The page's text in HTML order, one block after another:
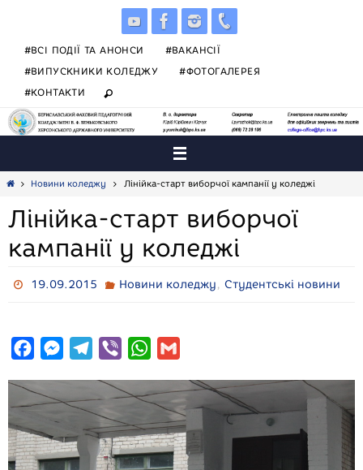
#ВСІ ПОДІЇ ТА АНОНСИ
#ВАКАНСІЇ
#ВИПУСКНИКИ КОЛЕДЖУ
#ФОТОГАЛЕРЕЯ
#КОНТАКТИ
HomeНовини коледжу Лінійка-старт виборчої кампанії у коледжі
Лінійка-старт виборчої
кампанії у коледжі
19.09.2015 Новини коледжу, Студентські новини
c
b
o
M
e
n
e
g
r
b
r
W
a
s
a
i
l